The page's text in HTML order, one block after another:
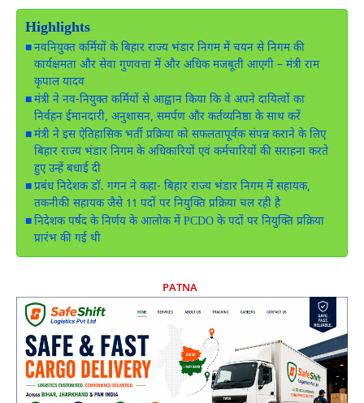
Highlights
नवनियुक्त कर्मियों के बिहार राज्य भंडार निगम में चयन से निगम की
कार्यक्षमता और सेवा गुणवत्ता में और अधिक मजबूती आएगी – मंत्री राम
कृपाल यादव
मंत्री ने नव-नियुक्त कर्मियों से आह्वान किया कि वे अपने दायित्वों का
निर्वहन ईमानदारी, अनुशासन, समर्पण और कर्तव्यनिष्ठा के साथ करें
मंत्री ने इस ऐतिहासिक भर्ती प्रक्रिया को सफलतापूर्वक संपन्न कराने के लिए
बिहार राज्य भंडार निगम के अधिकारियों एवं कर्मचारियों की सराहना करते
हुए उन्हें बधाई दी
प्रबंध निदेशक डॉ. गगन ने कहा- बिहार राज्य भंडार निगम में सहायक,
तकनीकी सहायक जैसे 11 पदों पर नियुक्ति प्रक्रिया चल रही है
निदेशक पर्षद के निर्णय के आलोक में PCDO के पदों पर नियुक्ति प्रक्रिया
प्रारंभ की गई थी
PATNA